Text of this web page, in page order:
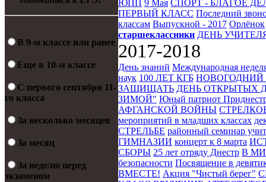
В 9-м классе или ранее
Еще в 10-м классе
С первого сентября 11-
го класса
За несколько месяцев
За месяц
За неделю перед
экзаменом
ЮПП 9 Мая СПОРТ - БЛАГОЕ
ПЕРВЫЙ КЛАСС Последний
классам Выпускной - 2017 Орлёнок
старшеклассники ДЕНЬ
2017-2018
День знаний Международная
наук 100 ЛЕТ КГБ НОВОГОДНИЙ
ЗАЩИЩАТЬ ДЕНЬ ОТКРЫТЫХ
ЗИМОЙ" Юный патриот
АФГАНСКОЙ ВОЙНЫ
мероприятий в младших классах
СТРЕЛЬБЕ районный семинар
ГИМНАЗИИ концерт к 8 марта
СБОРЫ 25 лет отряду Днестр В
безопасности Посвящение в
ВМЕСТЕ! Акция "Чистый берег"